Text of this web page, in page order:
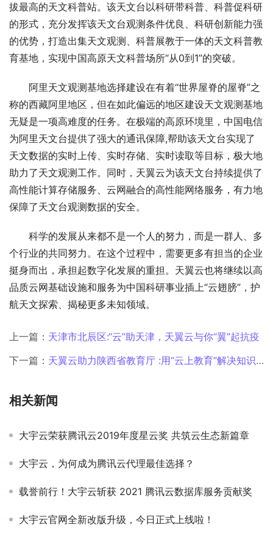
拔最高的天文科普站。该天文台以科研带科普、科普促科研
的形式，充分发挥该天文台观测条件优良、科研创新能力强
的优势，打造出集天文观测、科普展教于一体的天文科普教
育基地，实现中国高原天文科普场所“从0到1”的突破。
阿里天文观测基地选择建设在有着“世界屋脊的屋脊”之
称的西藏阿里地区，但在如此偏远的地区建设天文观测基地
无疑是一项高难度的任务。在极端的高原环境里，中国电信
为阿里天文台提供了强大的通讯保障,帮助该天文台实现了
天文数据的实时上传、实时存储、实时读取等目标，极大地
助力了天文观测工作。同时，天翼云为该天文台持续提供了
高性能计算存储服务、云网融合的高性能网络服务，有力地
保障了天文台观测数据的安全。
科学的发展从来都不是一个人的努力，而是一群人、多
个行业的共同努力。在这个过程中，需要更多有担当的企业
挺身而出，承担起数字化发展的重担。天翼云也将继续以高
品质云网基础设施和服务为中国科研事业插上“云翅膀”，护
航天文探索、揭秘更多未知领域。
上一篇： 天津市北辰区:“云”助天津，天翼云与你“翼”起抗疫
下一篇： 天翼云助力陕西省教育厅 :用“云上教育”解决知识传递“最后一公里”
相关新闻
大宇云荣获腾讯云2019年度星云奖 共筑云生态新篇章
大宇云，为何成为腾讯云代理最佳选择？
载誉前行！大宇云斩获 2021 腾讯云数据库服务贡献奖
大宇云官网全新改版升级，今日正式上线啦！